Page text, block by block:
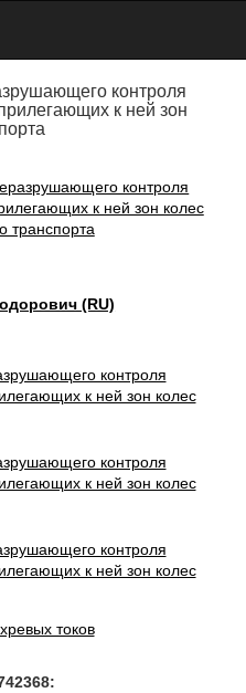
контроля
к ней зон
(RU)
токов